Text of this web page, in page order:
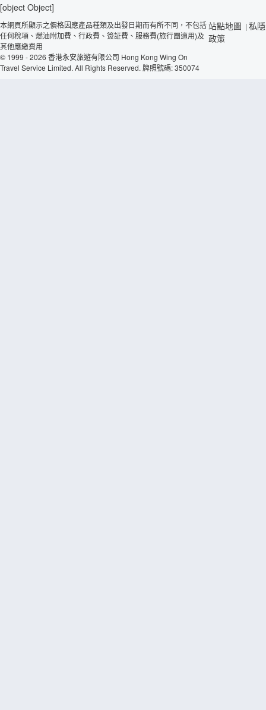
[object Object]
本網頁所顯示之價格因應產品種類及出發日期而有所不同，不包括
任何稅項、燃油附加費、行政費、簽証費、服務費(旅行團適用)及
其他應繳費用
© 1999 - 2026 香港永安旅遊有限公司 Hong Kong Wing On
Travel Service Limited. All Rights Reserved. 牌照號碼: 350074
站點地圖 | 私隱
政策